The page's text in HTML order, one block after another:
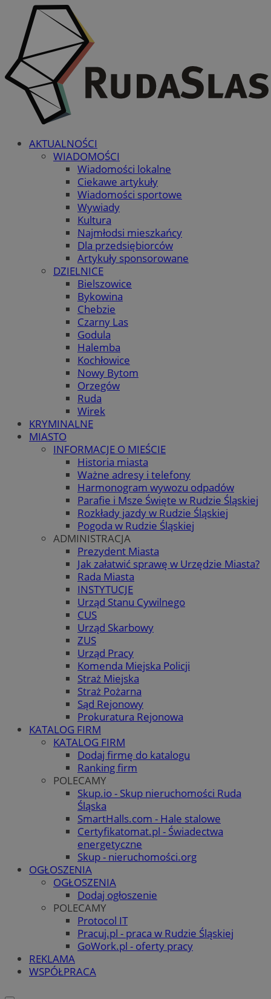
AKTUALNOŚCI
WIADOMOŚCI
Wiadomości lokalne
Ciekawe artykuły
Wiadomości sportowe
Wywiady
Kultura
Najmłodsi mieszkańcy
Dla przedsiębiorców
Artykuły sponsorowane
DZIELNICE
Bielszowice
Bykowina
Chebzie
Czarny Las
Godula
Halemba
Kochłowice
Nowy Bytom
Orzegów
Ruda
Wirek
KRYMINALNE
MIASTO
INFORMACJE O MIEŚCIE
Historia miasta
Ważne adresy i telefony
Harmonogram wywozu odpadów
Parafie i Msze Święte w Rudzie Śląskiej
Rozkłady jazdy w Rudzie Śląskiej
Pogoda w Rudzie Śląskiej
ADMINISTRACJA
Prezydent Miasta
Jak załatwić sprawę w Urzędzie Miasta?
Rada Miasta
INSTYTUCJE
Urząd Stanu Cywilnego
CUS
Urząd Skarbowy
ZUS
Urząd Pracy
Komenda Miejska Policji
Straż Miejska
Straż Pożarna
Sąd Rejonowy
Prokuratura Rejonowa
KATALOG FIRM
KATALOG FIRM
Dodaj firmę do katalogu
Ranking firm
POLECAMY
Skup.io - Skup nieruchomości Ruda
Śląska
SmartHalls.com - Hale stalowe
Certyfikatomat.pl - Świadectwa
energetyczne
Skup - nieruchomości.org
OGŁOSZENIA
OGŁOSZENIA
Dodaj ogłoszenie
POLECAMY
Protocol IT
Pracuj.pl - praca w Rudzie Śląskiej
GoWork.pl - oferty pracy
REKLAMA
WSPÓŁPRACA